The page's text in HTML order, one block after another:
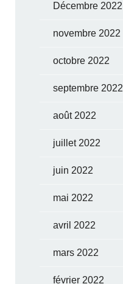
Décembre 2022
novembre 2022
octobre 2022
septembre 2022
août 2022
juillet 2022
juin 2022
mai 2022
avril 2022
mars 2022
février 2022